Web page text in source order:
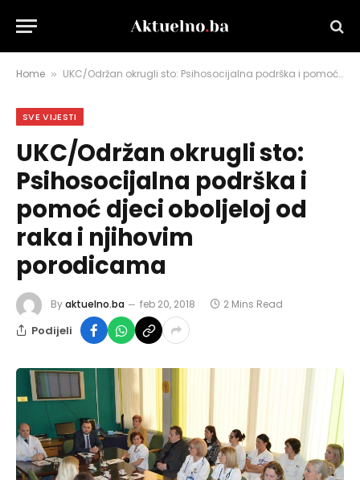
Home » UKC/Održan okrugli sto: Psihosocijalna podrška i pomoć djeci oboljeloj od raka i njihovim porodicama
SVE VIJESTI
UKC/Održan okrugli sto:
Psihosocijalna podrška i
pomoć djeci oboljeloj od
raka i njihovim
porodicama
Byaktuelno.ba feb 20, 2018 2 Mins Read
Podijeli